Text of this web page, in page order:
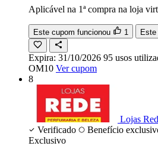
Aplicável na 1ª compra na loja
Este cupom funcionou 1
Expira: 31/10/2026 95 usos
OM10 Ver cupom
8
Lojas
Verificado
Benefício
Exclusivo